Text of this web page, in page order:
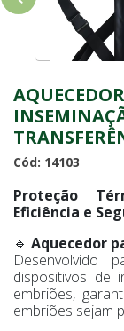
Cód: 14103
Proteção
Eficiência e
🔹 Aquecedor
Desenvolvido
dispositivos de
embriões,
embriões sejam